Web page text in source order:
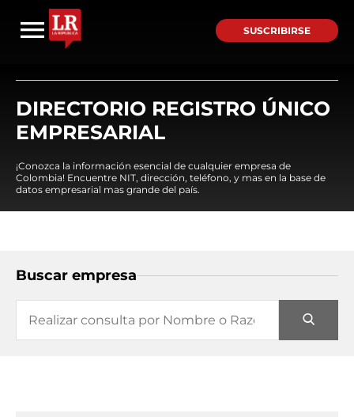
SUSCRIBIRSE
DIRECTORIO REGISTRO ÚNICO
EMPRESARIAL
¡Conozca la información esencial de cualquier empresa de
Colombia! Encuentre NIT, dirección, teléfono, y mas en la base de
datos empresarial mas grande del país.
Buscar empresa